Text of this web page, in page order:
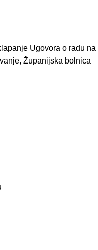
Ugovora o radu na
Županijska bolnica